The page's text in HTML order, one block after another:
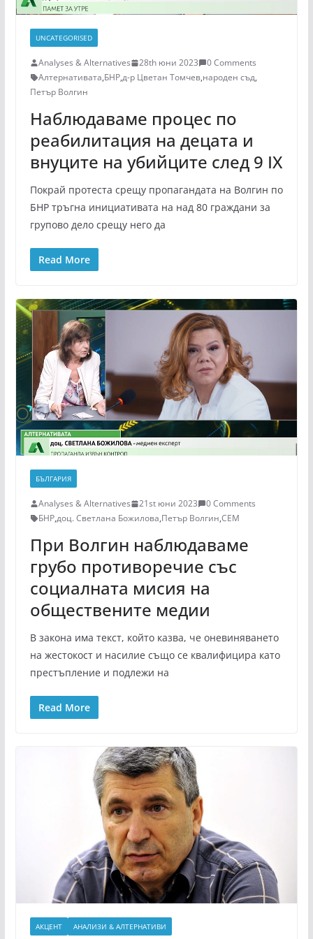
UNCATEGORISED
Analyses & Alternatives 28th юни 2023
0 Comments
Алтернативата,БНР,д-р Цветан Томчев,народен съд,
Петър Волгин
Наблюдаваме процес по
реабилитация на децата и
внуците на убийците след 9 IX
Покрай протеста срещу пропагандата на Волгин по
БНР тръгна инициативата на над 80 граждани за
групово дело срещу него да
Read More
БЪЛГАРИЯ
Analyses & Alternatives 21st юни 2023
0 Comments
БНР,доц. Светлана Божилова,Петър Волгин,СЕМ
При Волгин наблюдаваме
грубо противоречие със
социалната мисия на
обществените медии
В закона има текст, който казва, че оневиняването
на жестокост и насилие също се квалифицира като
престъпление и подлежи на
Read More
АКЦЕНТ АНАЛИЗИ & АЛТЕРНАТИВИ